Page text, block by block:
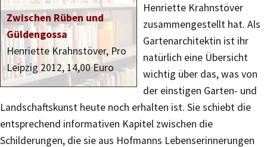
Zwischen Rüben und
Güldengossa
Henriette Krahnstöver, Pro
Leipzig 2012, 14,00 Euro
Henriette Krahnstöver
zusammengestellt hat. Als
Gartenarchitektin ist ihr
natürlich eine Übersicht
wichtig über das, was von
der einstigen Garten- und
Landschaftskunst heute noch erhalten ist. Sie schiebt die
entsprechend informativen Kapitel zwischen die
Schilderungen, die sie aus Hofmanns Lebenserinnerungen